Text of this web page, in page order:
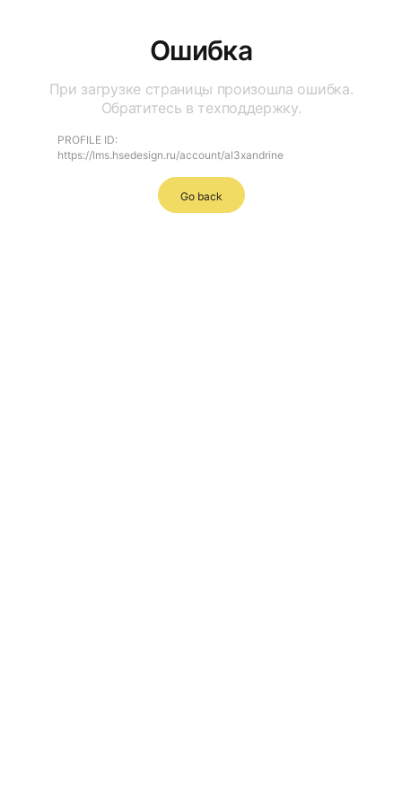
Ошибка
При загрузке страницы произошла ошибка.
Обратитесь в техподдержку.
PROFILE ID:
https://lms.hsedesign.ru/account/al3xandrine
Go back